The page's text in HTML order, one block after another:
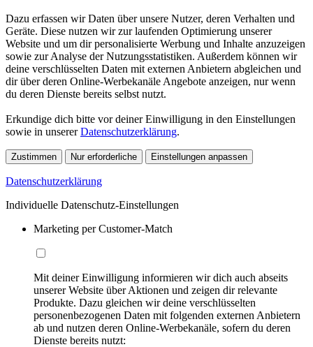
Dazu erfassen wir Daten über unsere Nutzer, deren Verhalten und
Geräte. Diese nutzen wir zur laufenden Optimierung unserer
Website und um dir personalisierte Werbung und Inhalte anzuzeigen
sowie zur Analyse der Nutzungsstatistiken. Außerdem können wir
deine verschlüsselten Daten mit externen Anbietern abgleichen und
dir über deren Online-Werbekanäle Angebote anzeigen, nur wenn
du deren Dienste bereits selbst nutzt.
Erkundige dich bitte vor deiner Einwilligung in den Einstellungen
sowie in unsererDatenschutzerklärung.
Zustimmen Nur erforderliche Einstellungen anpassen
Datenschutzerklärung
Individuelle Datenschutz-Einstellungen
Marketing per Customer-Match
Mit deiner Einwilligung informieren wir dich auch abseits
unserer Website über Aktionen und zeigen dir relevante
Produkte. Dazu gleichen wir deine verschlüsselten
personenbezogenen Daten mit folgenden externen Anbietern
ab und nutzen deren Online-Werbekanäle, sofern du deren
Dienste bereits nutzt: